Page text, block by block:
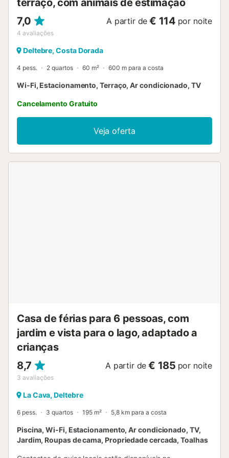
7,0
4 avaliações
A partir de € 114 por noite
Deltebre, Costa Dorada
4 pess. 2 quartos 60 m² 600 m para a costa
Wi-Fi, Estacionamento, Terraço, Ar condicionado, TV
Cancelamento Gratuito
Veja oferta
Casa de férias para 6 pessoas, com
jardim e vista para o lago, adaptado a
crianças
8,7
3 avaliações
A partir de € 185 por noite
La Cava, Deltebre
6 pess. 3 quartos 195 m² 5,8 km para a costa
Piscina, Wi-Fi, Estacionamento, Ar condicionado, TV,
Jardim, Roupas de cama, Propriedade cercada, Toalhas